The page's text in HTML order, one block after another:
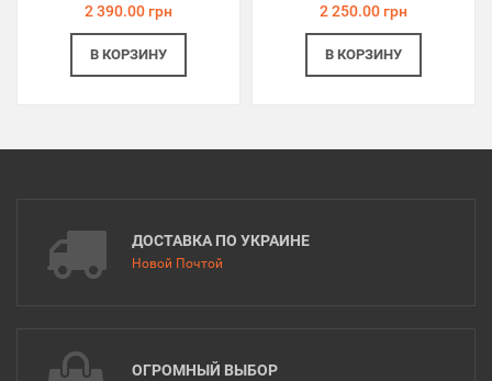
2 390.00 грн
В КОРЗИНУ
2 250.00 грн
В КОРЗИНУ
ДОСТАВКА ПО УКРАИНЕ
Новой Почтой
ОГРОМНЫЙ ВЫБОР